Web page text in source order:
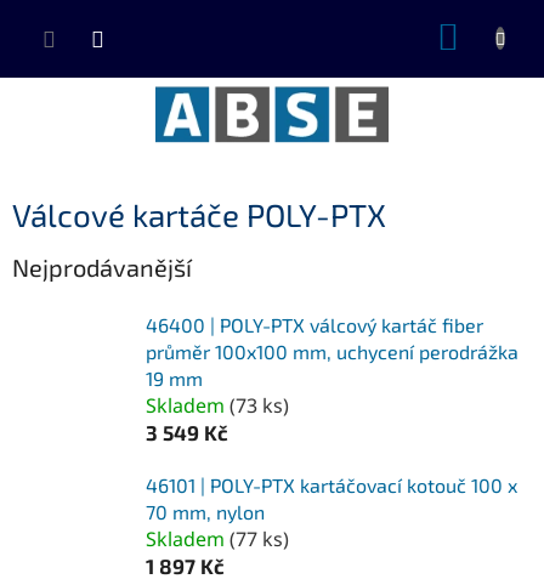
Válcové kartáče POLY-PTX
Nejprodávanější
46400 | POLY-PTX válcový kartáč fiber
průměr 100x100 mm, uchycení perodrážka
19 mm
Skladem (73 ks)
3 549 Kč
46101 | POLY-PTX kartáčovací kotouč 100 x
70 mm, nylon
Skladem (77 ks)
1 897 Kč